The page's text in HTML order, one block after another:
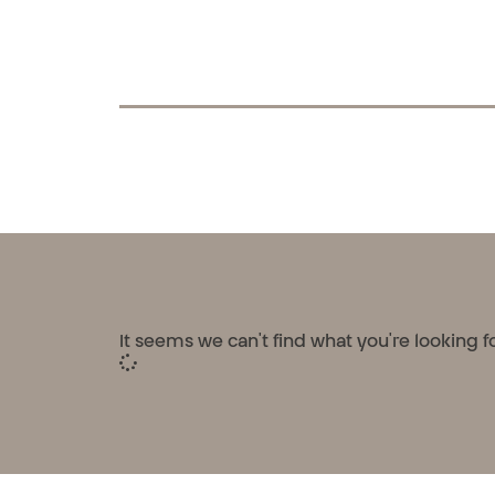
It seems we can't find what you're looking